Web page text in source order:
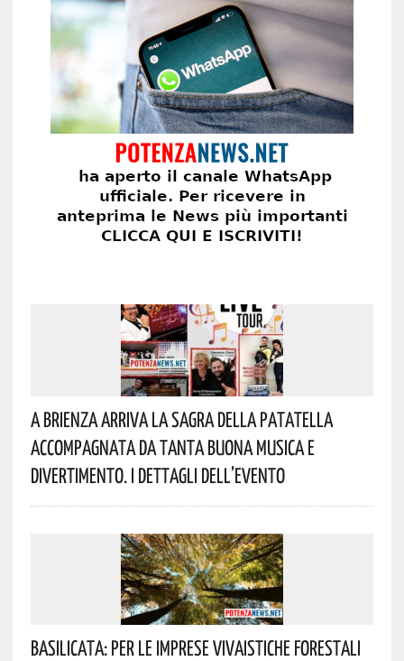
A Brienza Arriva La Sagra Della Patatella
Accompagnata Da Tanta Buona Musica E
Divertimento. I Dettagli Dell’evento
Basilicata: Per Le Imprese Vivaistiche Forestali